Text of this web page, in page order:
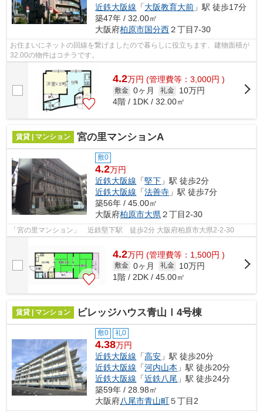
近鉄大阪線 「大阪教育大前 」駅 徒歩17分
築47年 / 32.00㎡
大阪府柏原市国分西２丁目7-30
お住まいにネットの回線を繋げましたので暮らしに役立ちます、建物面積が
32.00の物件はコチラです。
4.2万円 (管理費等：3,000円 )
敷金 0ヶ月 礼金
10万円
4階 / 1DK / 32.00㎡
賃貸 | マンション 宮の里マンションA
敷0
4.2万円
近鉄大阪線 「堅下 」駅 徒歩2分
近鉄大阪線 「法善寺 」駅 徒歩7分
築56年 / 45.00㎡
大阪府柏原市大県２丁目2-30
「宮の里マンション」 近鉄堅下駅 徒歩2分 大阪府柏原市大県2-2-30
4.2万円 (管理費等：1,500円 )
敷金 0ヶ月 礼金
10万円
1階 / 2DK / 45.00㎡
賃貸 | マンション ビレッジハウス青山Ⅰ4号棟
敷0 礼0
4.38万円
近鉄大阪線 「高安 」駅 徒歩20分
近鉄大阪線 「河内山本 」駅 徒歩20分
近鉄大阪線 「近鉄八尾 」駅 徒歩24分
築59年 / 28.98㎡
大阪府八尾市青山町５丁目2